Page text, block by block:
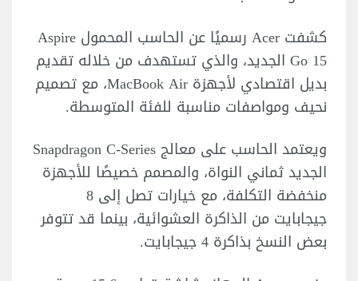
كشفت Acer رسميًا عن الحاسب المحمول Aspire
Go 15 الجديد، والذي تستهدف من خلاله تقديم
بديل اقتصادي لأجهزة MacBook Air، مع تصميم
نحيف ومواصفات مناسبة للفئة المتوسطة.
ويعتمد الحاسب على معالج Snapdragon C-Series
الجديد ثماني النواة، والمصمم خصيصًا للأجهزة
منخفضة التكلفة، مع خيارات تصل إلى 8
جيجابايت من الذاكرة العشوائية، بينما قد تتوفر
بعض النسخ بذاكرة 4 جيجابايت.